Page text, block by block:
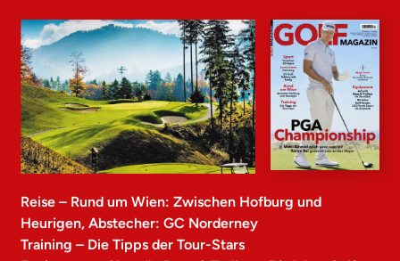
Reise – Rund um Wien: Zwischen Hofburg und
Heurigen, Abstecher: GC Norderney
Training – Die Tipps der Tour-Stars